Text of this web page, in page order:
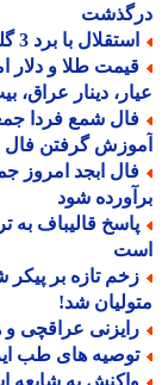
با برد 3 گله آماده لیگ شد
دینار عراق، بیت
گرفتن فال
شود
قالیباف به
تازه بر پیکر
شد!
عراقچی و
های طب